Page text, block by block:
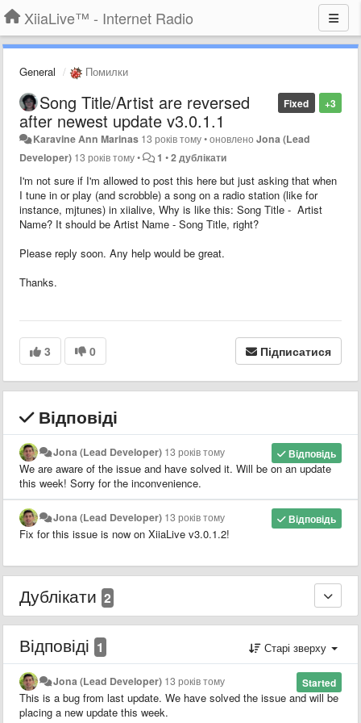
XiiaLive™ - Internet Radio
General Помилки
+3
Fixed
Song Title/Artist are reversed
after newest update v3.0.1.1
Karavine Ann Marinas 13 років тому•оновленоJona (Lead
Developer) 13 років тому• 1 •2 дублікати
I'm not sure if I'm allowed to post this here but just asking that when
I tune in or play (and scrobble) a song on a radio station (like for
instance, mjtunes) in xiialive, Why is like this: Song Title - Artist
Name? It should be Artist Name - Song Title, right?
Please reply soon. Any help would be great.
Thanks.
3 0 Підписатися
Відповіді
Відповідь
Jona (Lead Developer) 13 років тому
We are aware of the issue and have solved it. Will be on an update
this week! Sorry for the inconvenience.
Відповідь
Jona (Lead Developer) 13 років тому
Fix for this issue is now on XiiaLive v3.0.1.2!
Дублікати 2
Відповіді 1 Старі зверху
Started
Jona (Lead Developer) 13 років тому
This is a bug from last update. We have solved the issue and will be
placing a new update this week.